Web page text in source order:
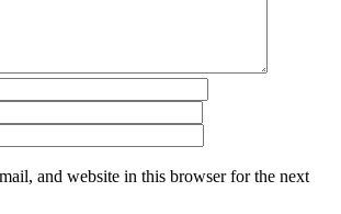
and website in this browser for the next